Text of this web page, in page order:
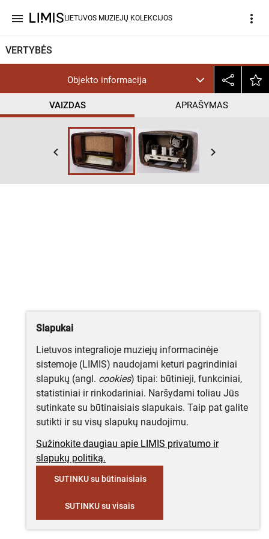
menu LIETUVOS MUZIEJŲ KOLEKCIJOS more_vert
VERTYBĖS
Objekto informacija
VAIZDAS APRAŠYMAS
keyboard_arrow_left keyboard_arrow_right
Slapukai
Lietuvos integralioje muziejų informacinėje
sistemoje (LIMIS) naudojami keturi pagrindiniai
slapukų (angl. cookies) tipai: būtinieji, funkciniai,
statistiniai ir rinkodariniai. Naršydami toliau Jūs
sutinkate su būtinaisiais slapukais. Taip pat galite
sutikti ir su visų slapukų naudojimu.
Sužinokite daugiau apie LIMIS privatumo ir
slapukų politiką.
SUTINKU su būtinaisiais
SUTINKU su visais